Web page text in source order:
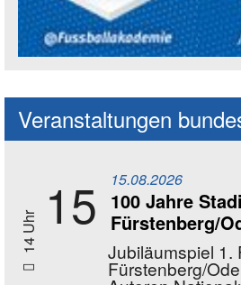
Social Media Kanäle
Veranstaltungen
14 Uhr 15 15.08.2026
100 Jahre
Fürstenberg/
Jubiläumspiel 1.
Fürstenberg/